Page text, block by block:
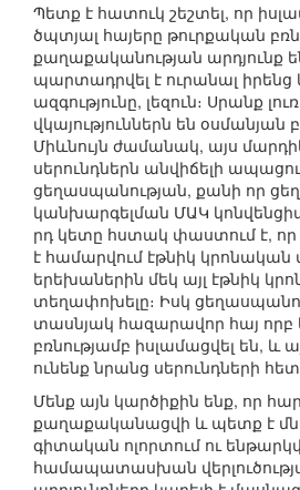
Պետք է հատուկ շեշտել, որ
ծպտյալ հայերը թուրքական
քաղաքականության արդյունք
պարտադրվել է ուրանալ իրենց
ազգությունը, լեզուն։ Սրանք
վկայություններն են օսմանյան
Միևնույն ժամանակ, այս
սերունդներն անվիճելի
ցեղասպանության, քանի որ
կանխարգելման ՄԱԿ
րդ կետը հստակ փաստում է, որ
է համարվում էթնիկ կրոնական
երեխաներին մեկ այլ էթնիկ
տեղափոխելը։ Իսկ
տասնյակ հազարավոր հայ որբ
բռնությամբ իսլամացվել են, և
ունենք նրանց սերունդների
Մենք այն կարծիքին ենք, որ
քաղաքականացվի և պետք է
գիտական ոլորտում ու
համապատասխան